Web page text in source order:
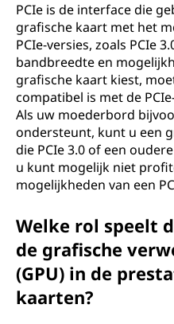
PCIe is de interface die
grafische kaart met het
PCIe-versies, zoals PCIe
bandbreedte en
grafische kaart kiest,
compatibel is met de
Als uw moederbord
ondersteunt, kunt u een
die PCIe 3.0 of een
u kunt mogelijk niet
mogelijkheden van een
Welke rol speelt
de grafische
(GPU) in de
kaarten?